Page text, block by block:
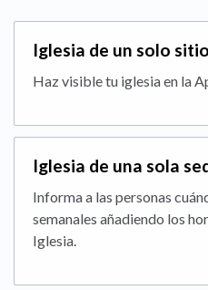
Iglesia de un solo
Haz visible tu iglesia en la
Iglesia de una sola
Informa a las personas
semanales añadiendo los
Iglesia.